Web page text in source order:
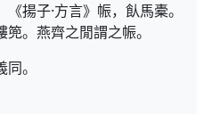
揚子·方言》帪，飤馬橐。
。燕齊之閒謂之帪。
。